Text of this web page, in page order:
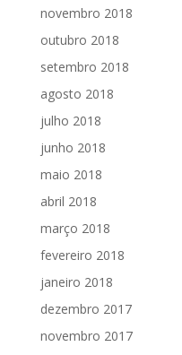
novembro 2018
outubro 2018
setembro 2018
agosto 2018
julho 2018
junho 2018
maio 2018
abril 2018
março 2018
fevereiro 2018
janeiro 2018
dezembro 2017
novembro 2017